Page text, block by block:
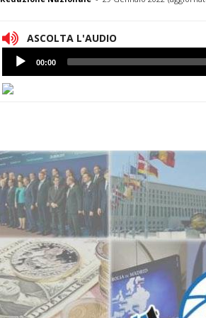
ASCOLTA L'AUDIO
Lettore
Audio
00:00